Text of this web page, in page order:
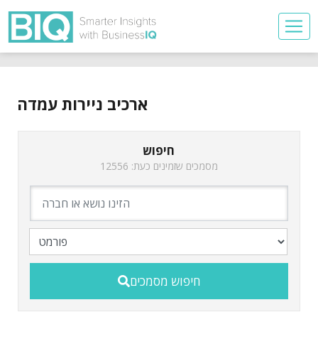
ארכיב ניירות עמדה
חיפוש
מסמכים שזמינים כעת: 12556
חיפוש מסמכים